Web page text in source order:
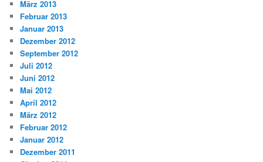
März 2013
Februar 2013
Januar 2013
Dezember 2012
September 2012
Juli 2012
Juni 2012
Mai 2012
April 2012
März 2012
Februar 2012
Januar 2012
Dezember 2011